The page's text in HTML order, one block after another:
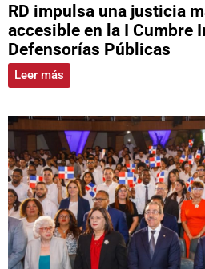
RD impulsa una justicia
accesible en la I Cumbre
Defensorías Públicas
Leer más